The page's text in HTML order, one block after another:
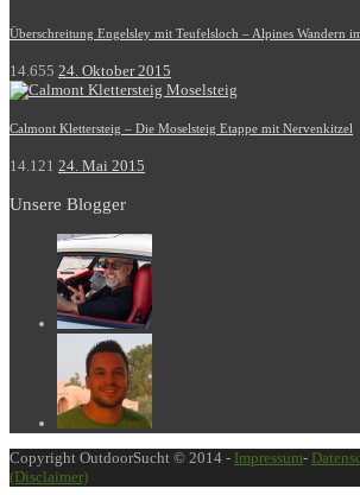
Überschreitung Engelsley mit Teufelsloch – Alpines Wandern
14.655 24. Oktober 2015
Calmont Klettersteig – Die Moselsteig Etappe mit Nervenkitzel
14.121 24. Mai 2015
Unsere Blogger
Copyright OutdoorSucht © 2014 - Impressum-
(Disclaimer)